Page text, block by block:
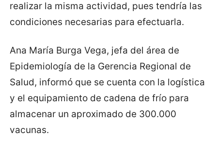
realizar la misma actividad, pues tendría las
condiciones necesarias para efectuarla.
Ana María Burga Vega, jefa del área de
Epidemiología de la Gerencia Regional de
Salud, informó que se cuenta con la logística
y el equipamiento de cadena de frío para
almacenar un aproximado de 300.000
vacunas.